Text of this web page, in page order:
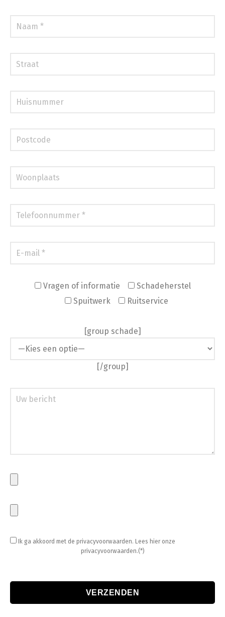
Vragen of informatie
Schadeherstel
Spuitwerk
Ruitservice
[group schade]
[/group]
Ik ga akkoord met de privacyvoorwaarden. Lees hier onze
privacyvoorwaarden.(*)